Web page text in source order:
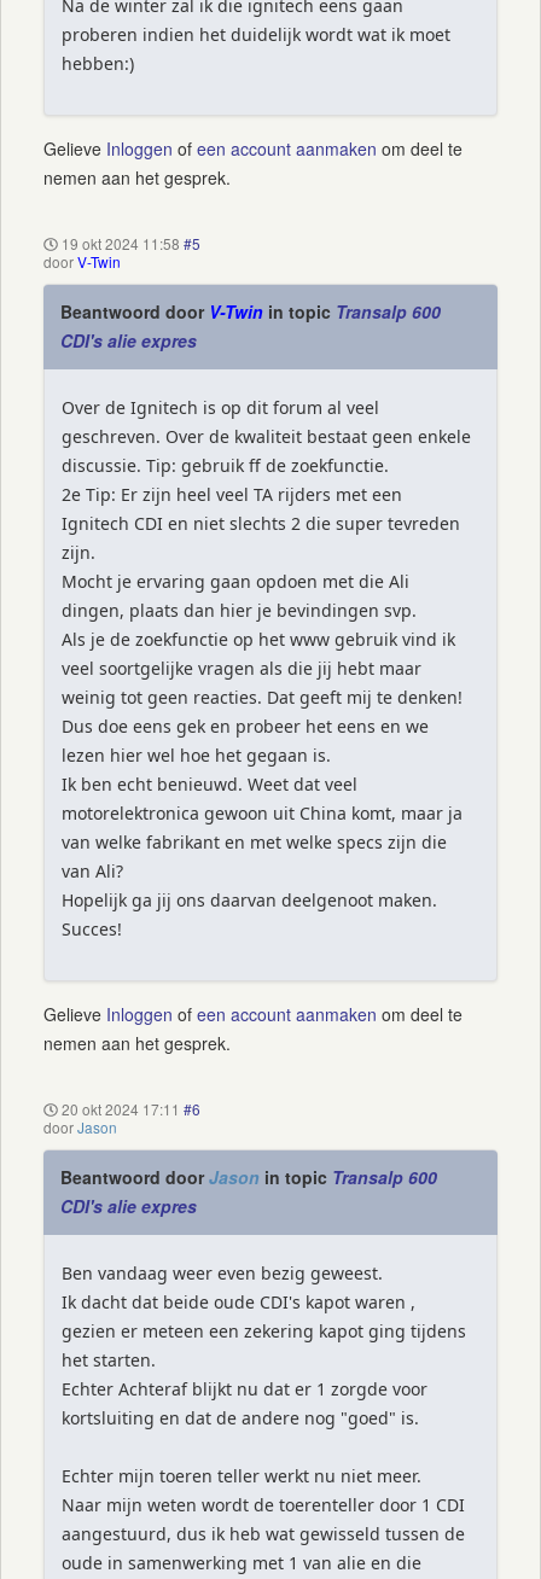
Na de winter zal ik die ignitech eens gaan
proberen indien het duidelijk wordt wat ik moet
hebben:)
Gelieve Inloggen of een account aanmaken om deel te
nemen aan het gesprek.
19 okt 2024 11:58 #5
doorV-Twin
Beantwoord door V-Twin in topic Transalp 600
CDI's alie expres
Over de Ignitech is op dit forum al veel
geschreven. Over de kwaliteit bestaat geen enkele
discussie. Tip: gebruik ff de zoekfunctie.
2e Tip: Er zijn heel veel TA rijders met een
Ignitech CDI en niet slechts 2 die super tevreden
zijn.
Mocht je ervaring gaan opdoen met die Ali
dingen, plaats dan hier je bevindingen svp.
Als je de zoekfunctie op het www gebruik vind ik
veel soortgelijke vragen als die jij hebt maar
weinig tot geen reacties. Dat geeft mij te denken!
Dus doe eens gek en probeer het eens en we
lezen hier wel hoe het gegaan is.
Ik ben echt benieuwd. Weet dat veel
motorelektronica gewoon uit China komt, maar ja
van welke fabrikant en met welke specs zijn die
van Ali?
Hopelijk ga jij ons daarvan deelgenoot maken.
Succes!
Gelieve Inloggen of een account aanmaken om deel te
nemen aan het gesprek.
20 okt 2024 17:11 #6
doorJason
Beantwoord doorJason in topic Transalp 600
CDI's alie expres
Ben vandaag weer even bezig geweest.
Ik dacht dat beide oude CDI's kapot waren ,
gezien er meteen een zekering kapot ging tijdens
het starten.
Echter Achteraf blijkt nu dat er 1 zorgde voor
kortsluiting en dat de andere nog "goed" is.
Echter mijn toeren teller werkt nu niet meer.
Naar mijn weten wordt de toerenteller door 1 CDI
aangestuurd, dus ik heb wat gewisseld tussen de
oude in samenwerking met 1 van alie en die